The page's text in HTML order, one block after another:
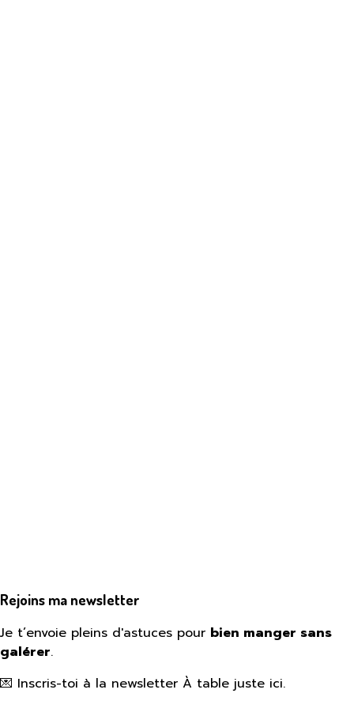
Rejoins ma newsletter
Je t’envoie pleins d'astuces pour bien manger sans
galérer.
💌 Inscris-toi à la newsletter À table juste ici.